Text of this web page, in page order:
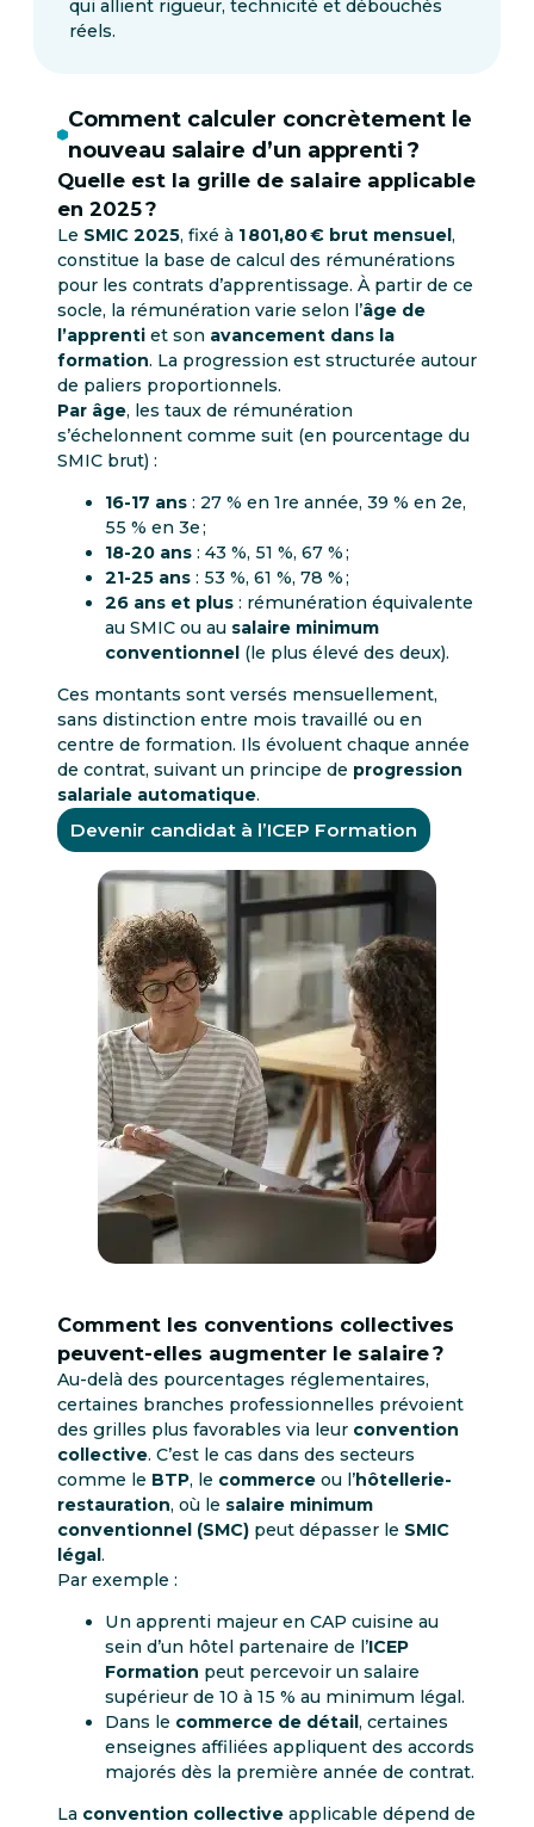
qui allient rigueur, technicité et débouchés
réels.
Comment calculer concrètement le
nouveau salaire d’un apprenti?
Quelle est la grille de salaire applicable
en 2025 ?
Le SMIC 2025, fixé à 1 801,80 € brut mensuel,
constitue la base de calcul des rémunérations
pour les contrats d’apprentissage. À partir de ce
socle, la rémunération varie selon l’âge de
l’apprenti et son avancement dans la
formation. La progression est structurée autour
de paliers proportionnels.
Par âge, les taux de rémunération
s’échelonnent comme suit (en pourcentage du
SMIC brut) :
16-17 ans : 27 % en 1re année, 39 % en 2e,
55 % en 3e ;
18-20 ans : 43 %, 51 %, 67 % ;
21-25 ans : 53 %, 61 %, 78 % ;
26 ans et plus : rémunération équivalente
au SMIC ou au salaire minimum
conventionnel (le plus élevé des deux).
Ces montants sont versés mensuellement,
sans distinction entre mois travaillé ou en
centre de formation. Ils évoluent chaque année
de contrat, suivant un principe de progression
salariale automatique.
Devenir candidat à l’ICEP Formation
Comment les conventions collectives
peuvent-elles augmenter le salaire ?
Au-delà des pourcentages réglementaires,
certaines branches professionnelles prévoient
des grilles plus favorables via leur convention
collective. C’est le cas dans des secteurs
comme le BTP, le commerce ou l’hôtellerie-
restauration, où le salaire minimum
conventionnel (SMC) peut dépasser le SMIC
légal.
Par exemple :
Un apprenti majeur en CAP cuisine au
sein d’un hôtel partenaire de l’ICEP
Formation peut percevoir un salaire
supérieur de 10 à 15 % au minimum légal.
Dans le commerce de détail, certaines
enseignes affiliées appliquent des accords
majorés dès la première année de contrat.
La convention collective applicable dépend de